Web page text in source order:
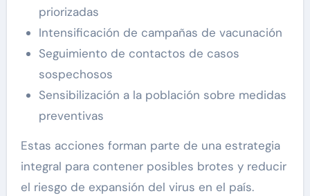
priorizadas
Intensificación de campañas de vacunación
Seguimiento de contactos de casos
sospechosos
Sensibilización a la población sobre medidas
preventivas
Estas acciones forman parte de una estrategia
integral para contener posibles brotes y reducir
el riesgo de expansión del virus en el país.